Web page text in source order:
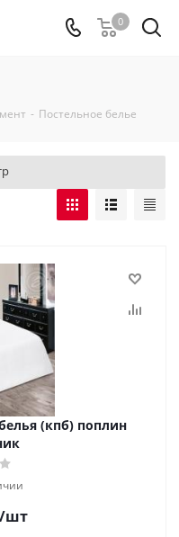
0
- Постельное белье
(кпб) поплин
/шт